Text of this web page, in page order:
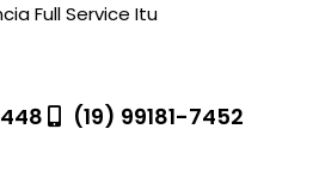
Full Service Itu
(19) 99181-7452